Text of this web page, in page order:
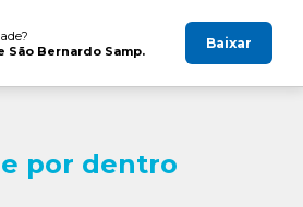
São Bernardo Samp.
Baixar
por dentro